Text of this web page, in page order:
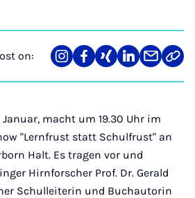
on:
Share
on
Teilen
auf
Teilen
auf
Teilen
auf
Teilen
über
Link
macht um 19.30 Uhr im
"Lernfrust statt Schulfrust" an
Halt. Es tragen vor und
Hirnforscher Prof. Dr. Gerald
Schulleiterin und Buchautorin